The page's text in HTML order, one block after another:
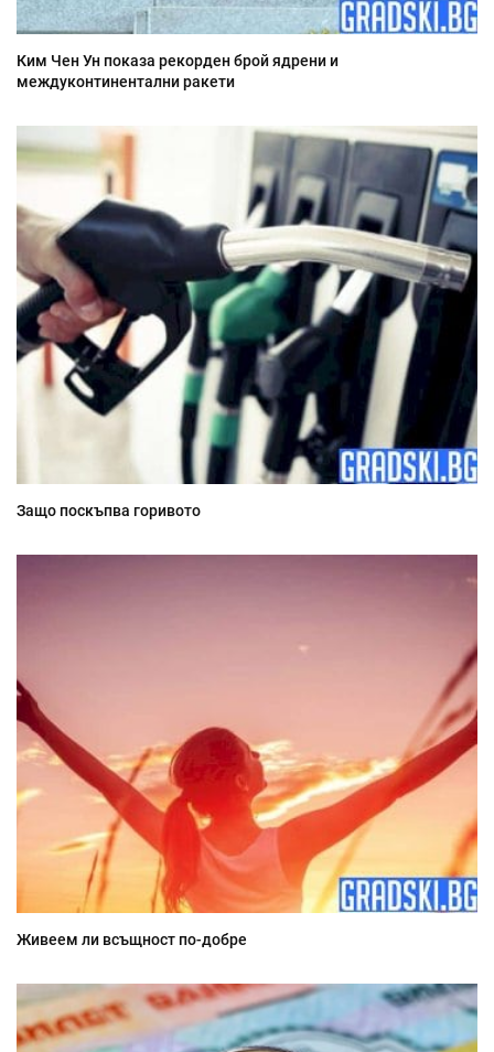
Ким Чен Ун показа рекорден брой ядрени и
междуконтинентални ракети
Защо поскъпва горивото
Живеем ли всъщност по-добре